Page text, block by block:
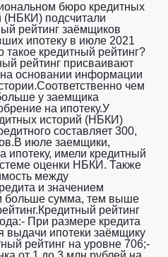
бюро кредитных
(НБКИ) подсчитали
рейтинг заёмщиков
ипотеку в июле 2021
такое кредитный рейтинг?
рейтинг присваивают
основании информации
чем
у заемщика
на ипотеку.У
историй (НБКИ)
составляет 300,
июле заемщики,
ипотеку, имели кредитный
оценки НБКИ. Также
между
и значением
больше сумма, тем выше
рейтинг
При размере кредита
выдачи ипотеки заёмщику
рейтинг на уровне 706;-